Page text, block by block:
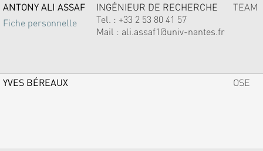
ANTONY ALI ASSAF
Fiche personnelle
INGÉNIEUR DE RECHERCHE
Tel. : +33 2 53 80 41 57
Mail : ali.assaf1@univ-nantes.fr
TEAM
YVES BÉREAUX OSE